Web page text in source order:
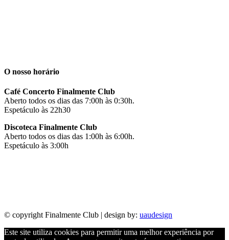
O nosso horário
Café Concerto Finalmente Club
Aberto todos os dias das 7:00h às 0:30h.
Espetáculo às 22h30
Discoteca Finalmente Club
Aberto todos os dias das 1:00h às 6:00h.
Espetáculo às 3:00h
© copyright Finalmente Club | design by: uaudesign
Este site utiliza cookies para permitir uma melhor experiência por